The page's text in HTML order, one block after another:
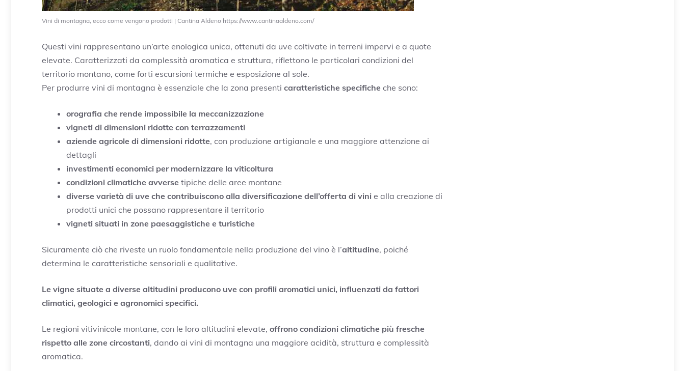
Vini di montagna, ecco come vengono prodotti | Cantina Aldeno https://www.cantinaaldeno.com/
Questi vini rappresentano un’arte enologica unica, ottenuti da uve coltivate in terreni impervi e a quote
elevate. Caratterizzati da complessità aromatica e struttura, riflettono le particolari condizioni del
territorio montano, come forti escursioni termiche e esposizione al sole.
Per produrre vini di montagna è essenziale che la zona presenti caratteristiche specifiche che sono:
orografia che rende impossibile la meccanizzazione
vigneti di dimensioni ridotte con terrazzamenti
aziende agricole di dimensioni ridotte, con produzione artigianale e una maggiore attenzione ai
dettagli
investimenti economici per modernizzare la viticoltura
condizioni climatiche avverse tipiche delle aree montane
diverse varietà di uve che contribuiscono alla diversificazione dell’offerta di vini e alla creazione di
prodotti unici che possano rappresentare il territorio
vigneti situati in zone paesaggistiche e turistiche
Sicuramente ciò che riveste un ruolo fondamentale nella produzione del vino è l’altitudine, poiché
determina le caratteristiche sensoriali e qualitative.
Le vigne situate a diverse altitudini producono uve con profili aromatici unici, influenzati da fattori
climatici, geologici e agronomici specifici.
Le regioni vitivinicole montane, con le loro altitudini elevate, offrono condizioni climatiche più fresche
rispetto alle zone circostanti, dando ai vini di montagna una maggiore acidità, struttura e complessità
aromatica.